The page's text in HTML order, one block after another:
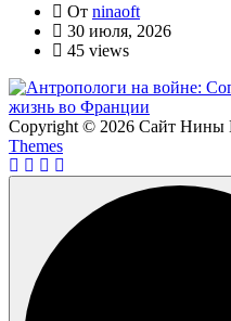
От ninaoft
30 июля, 2026
45 views
Copyright © 2026 Сайт Нины
Themes